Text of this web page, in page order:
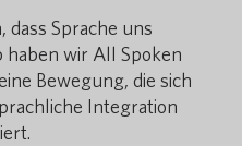
dass Sprache uns
haben wir All Spoken
Bewegung, die sich
Integration